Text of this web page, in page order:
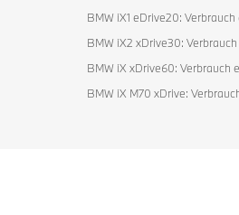
BMW iX1 eDrive20:
BMW iX2 xDrive30:
BMW iX xDrive60: Verbrauch
BMW iX M70 xDrive: